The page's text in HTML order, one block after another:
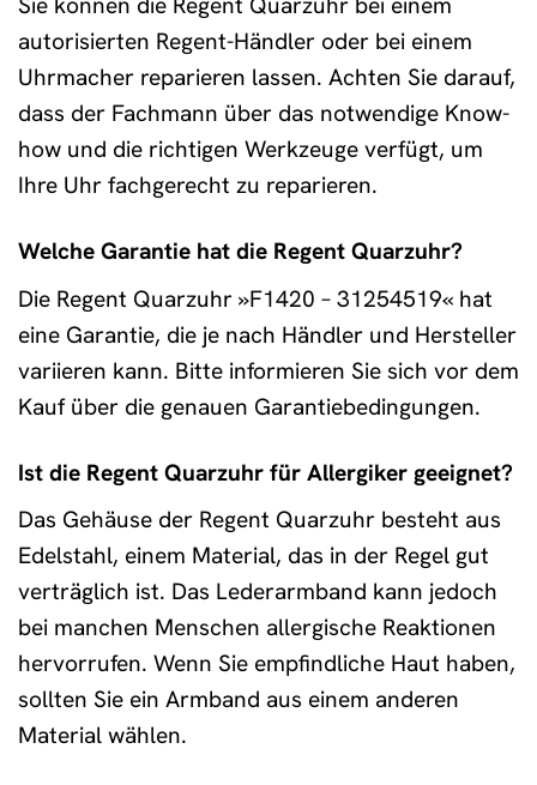
autorisierten Regent-Händler oder bei einem
Uhrmacher reparieren lassen. Achten Sie darauf,
dass der Fachmann über das notwendige Know-
how und die richtigen Werkzeuge verfügt, um
Ihre Uhr fachgerecht zu reparieren.
Welche Garantie hat die Regent Quarzuhr?
Die Regent Quarzuhr »F1420 – 31254519« hat
eine Garantie, die je nach Händler und Hersteller
variieren kann. Bitte informieren Sie sich vor dem
Kauf über die genauen Garantiebedingungen.
Ist die Regent Quarzuhr für Allergiker geeignet?
Das Gehäuse der Regent Quarzuhr besteht aus
Edelstahl, einem Material, das in der Regel gut
verträglich ist. Das Lederarmband kann jedoch
bei manchen Menschen allergische Reaktionen
hervorrufen. Wenn Sie empfindliche Haut haben,
sollten Sie ein Armband aus einem anderen
Material wählen.